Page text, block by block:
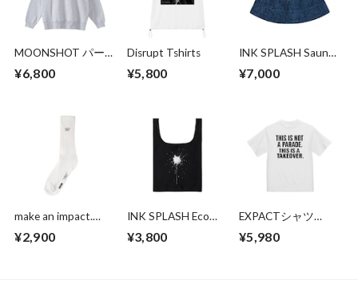
MOONSHOT パー
カー
¥6,800
Disrupt Tshirts
¥5,800
INK SPLASH Sauna
Hat
¥7,000
make an impact.
¥2,900
INK SPLASH Eco
¥3,800
EXPACTシャツ
PARADE. THIS IS A
¥5,980